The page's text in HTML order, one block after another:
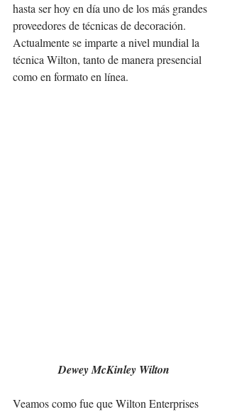
hasta ser hoy en día uno de los más grandes
proveedores de técnicas de decoración.
Actualmente se imparte a nivel mundial la
técnica Wilton, tanto de manera presencial
como en formato en línea.
Dewey McKinley Wilton
Veamos como fue que Wilton Enterprises